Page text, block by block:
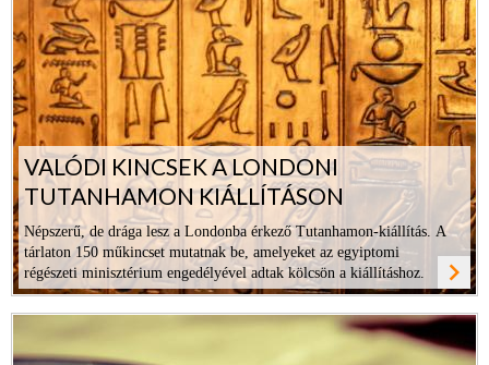
VALÓDI KINCSEK A LONDONI
TUTANHAMON KIÁLLÍTÁSON
Népszerű, de drága lesz a Londonba érkező Tutanhamon-kiállítás. A
tárlaton 150 műkincset mutatnak be, amelyeket az egyiptomi
régészeti minisztérium engedélyével adtak kölcsön a kiállításhoz.
navigate_next